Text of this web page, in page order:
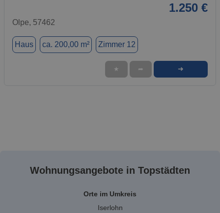
1.250 €
Olpe, 57462
Haus ca. 200,00 m² Zimmer 12
★ ➦ ➜
Wohnungsangebote in Topstädten
Orte im Umkreis
Iserlohn